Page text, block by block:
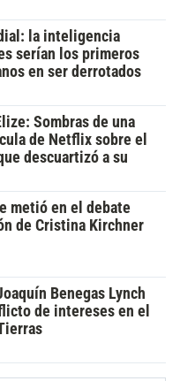
la inteligencia
serían los primeros
en ser derrotados
Sombras de una
de Netflix sobre el
descuartizó a su
metió en el debate
de Cristina Kirchner
Benegas Lynch
de intereses en el